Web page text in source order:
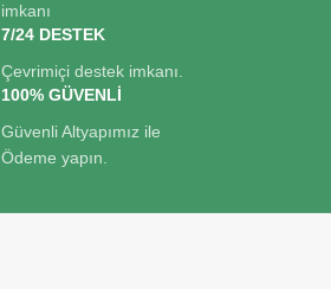
imkanı
7/24 DESTEK
Çevrimiçi destek imkanı.
100% GÜVENLİ
Güvenli Altyapımız ile
Ödeme yapın.